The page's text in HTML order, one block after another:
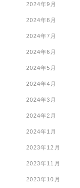
2024年9月
2024年8月
2024年7月
2024年6月
2024年5月
2024年4月
2024年3月
2024年2月
2024年1月
2023年12月
2023年11月
2023年10月